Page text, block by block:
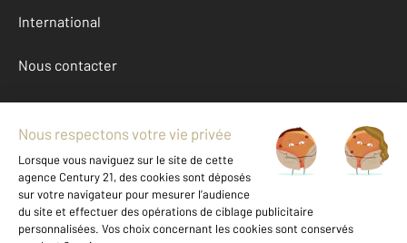
International
Nous contacter
Mentions légales & CGU et Barèmes d'honoraires
Données personnelles
Gestionnaire des cookies